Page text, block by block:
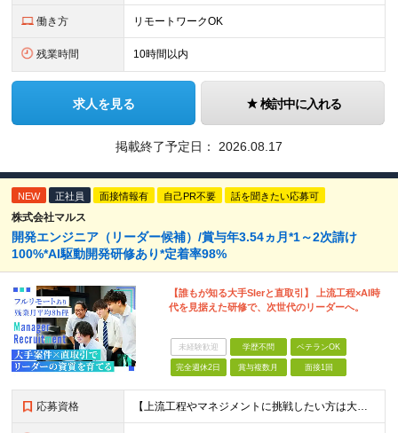
働き方 リモートワークOK
残業時間 10時間以内
求人を見る 検討中に入れる
掲載終了予定日： 2026.08.17
NEW 正社員 面接情報有 自己PR不要 話を聞きたい応募可
株式会社マルス
開発エンジニア（リーダー候補）/賞与年3.54ヵ月*1～2次請け
100%*AI駆動開発研修あり*定着率98%
【誰もが知る大手SIerと直取引】 上流工程×AI時
代を見据えた研修で、次世代のリーダーへ。
未経験歓迎 学歴不問 ベテランOK
完全週休2日 賞与複数月 面接1回
応募資格 【上流工程やマネジメントに挑戦したい方は大歓迎です！】 ★開発エンジニアとしての実務経験をお持ちの方 ★上記に加え、下記いずれかに該当する方 ・チームのリーダー／サブリーダーの経験をお持ちの方 ・教育